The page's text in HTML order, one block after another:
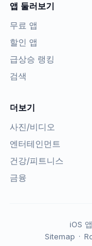
앱 둘러보기
무료 앱
할인 앱
급상승 랭킹
검색
더보기
사진/비디오
엔터테인먼트
건강/피트니스
금융
iOS 앱
Sitemap ·